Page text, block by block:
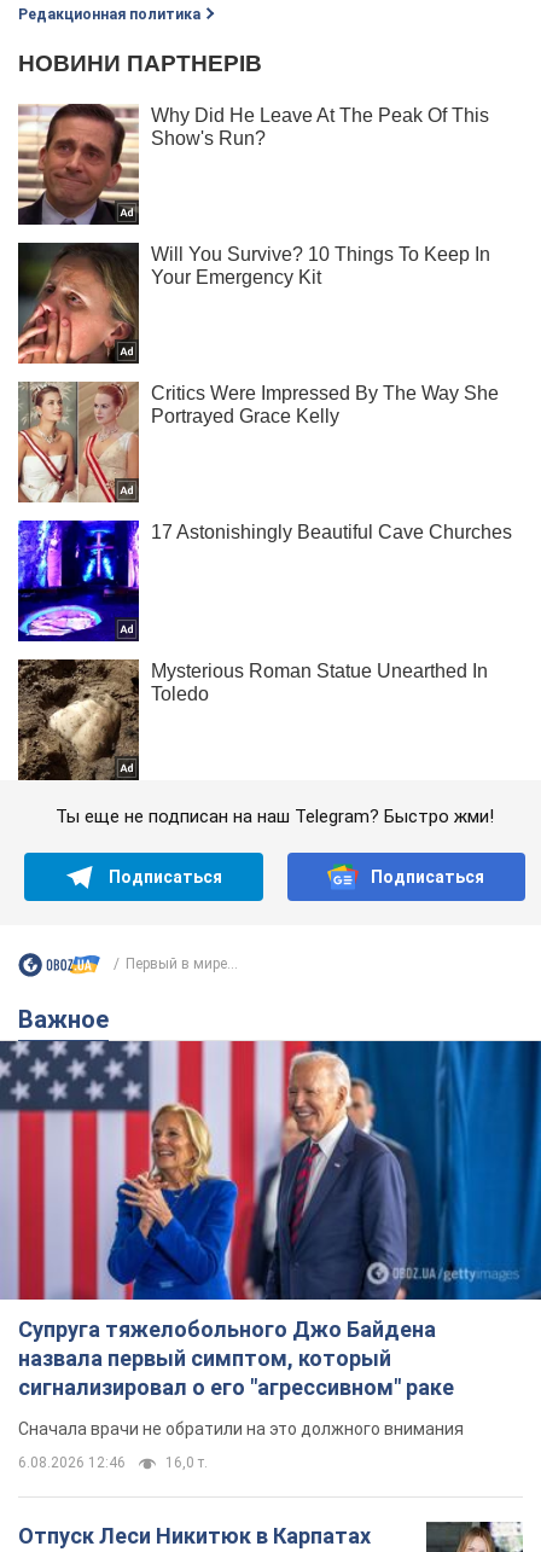
Редакционная политика
Ты еще не подписан на наш Telegram? Быстро жми!
Подписаться Подписаться
Первый в мире...
Важное
Супруга тяжелобольного Джо Байдена
назвала первый симптом, который
сигнализировал о его "агрессивном" раке
Сначала врачи не обратили на это должного внимания
6.08.2026 12:46 16,0 т.
Отпуск Леси Никитюк в Карпатах